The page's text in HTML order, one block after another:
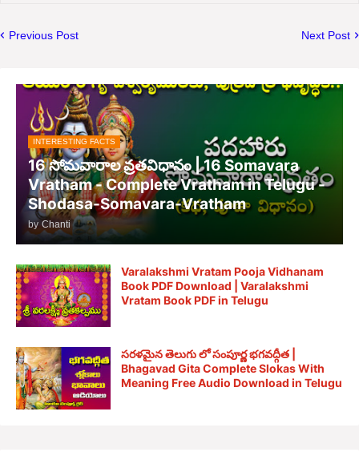
Previous Post Next Post
INTERESTING FACTS
16 సోమవారాల వ్రతవిధానం | 16 Somavara
Vratham - Complete Vratham in Telugu -
Shodasa-Somavara-Vratham
by Chanti
Varalakshmi Vratam Pooja Vidhanam
Book PDF Download | Varalakshmi
Vratam Book PDF in Telugu
సరళమైన తెలుగు లో సంపూర్ణ భగవద్గీత |
Bhagavad Gita Complete Slokas With
Meaning Free Audio Download in Telugu